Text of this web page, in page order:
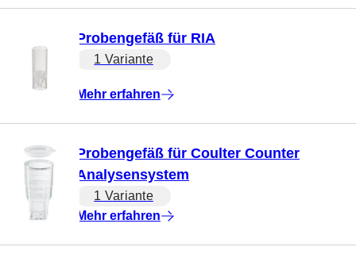
Probengefäß für RIA
1 Variante
Mehr erfahren
Probengefäß für Coulter Counter
Analysensystem
1 Variante
Mehr erfahren